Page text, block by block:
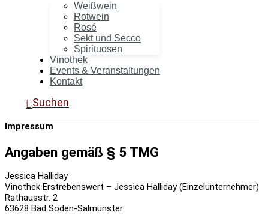
Weißwein
Rotwein
Rosé
Sekt und Secco
Spirituosen
Vinothek
Events & Veranstaltungen
Kontakt
Suchen
Impressum
Angaben gemäß § 5 TMG
Jessica Halliday
Vinothek Erstrebenswert – Jessica Halliday (Einzelunternehmer)
Rathausstr. 2
63628 Bad Soden-Salmünster